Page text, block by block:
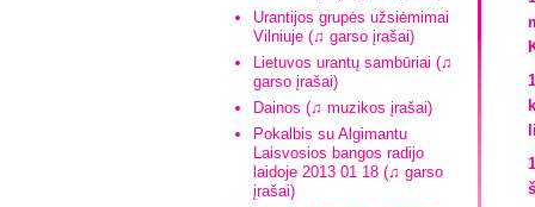
Urantijos grupės užsiėmimai
Vilniuje (♫ garso įrašai)
Lietuvos urantų sambūriai (♫
garso įrašai)
Dainos (♫ muzikos įrašai)
Pokalbis su Algimantu
Laisvosios bangos radijo
laidoje 2013 01 18 (♫ garso
įrašai)